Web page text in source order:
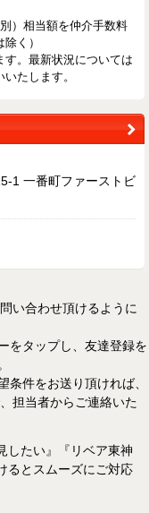
）相当額を仲介手数料
く）
。最新状況については
たします。
1 一番町ファーストビ
い合わせ頂けるように
をタップし、友達登録を
条件をお送り頂ければ、
担当者からご連絡いた
たい』『リベア東神
るとスムーズにご対応